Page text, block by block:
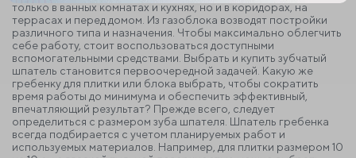
только в ванных комнатах и кухнях, но и в коридорах, на
террасах и перед домом. Из газоблока возводят постройки
различного типа и назначения. Чтобы максимально облегчить
себе работу, стоит воспользоваться доступными
вспомогательными средствами. Выбрать и купить зубчатый
шпатель становится первоочередной задачей. Какую же
гребенку для плитки или блока выбрать, чтобы сократить
время работы до минимума и обеспечить эффективный,
впечатляющий результат? Прежде всего, следует
определиться с размером зуба шпателя. Шпатель гребенка
всегда подбирается с учетом планируемых работ и
используемых материалов. Например, для плитки размером 10